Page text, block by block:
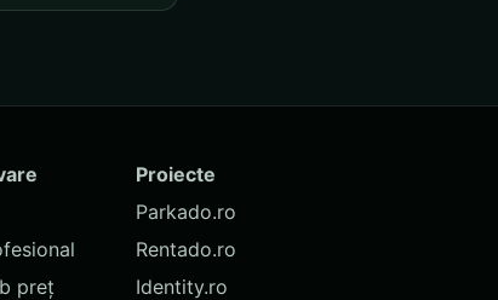
preț
Proiecte
Parkado.ro
Rentado.ro
Identity.ro